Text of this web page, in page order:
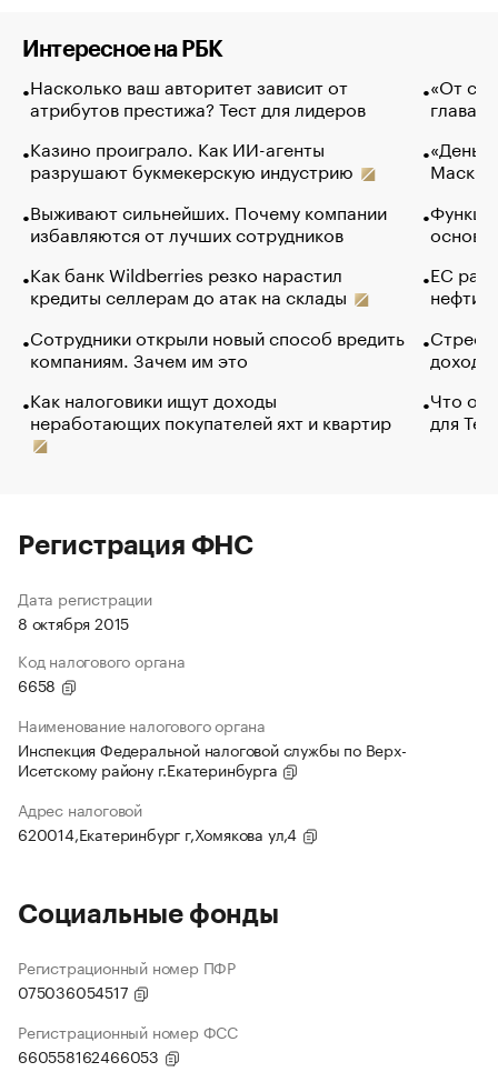
Интересное на РБК
Насколько ваш авторитет зависит от
атрибутов престижа? Тест для лидеров
Казино проиграло. Как ИИ-агенты
разрушают букмекерскую индустрию
Выживают сильнейших. Почему компании
избавляются от лучших сотрудников
Как банк Wildberries резко нарастил
кредиты селлерам до атак на склады
Сотрудники открыли новый способ вредить
компаниям. Зачем им это
Как налоговики ищут доходы
неработающих покупателей яхт и квартир
«От
глава
Маск в
основ
ЕС
нефти
Что
для
Регистрация ФНС
Дата регистрации
8 октября 2015
Код налогового органа
6658
Наименование налогового органа
Инспекция Федеральной налоговой службы по Верх-
Исетскому району г.Екатеринбурга
Адрес налоговой
620014,Екатеринбург г,Хомякова ул,4
Социальные фонды
Регистрационный номер ПФР
075036054517
Регистрационный номер ФСС
660558162466053